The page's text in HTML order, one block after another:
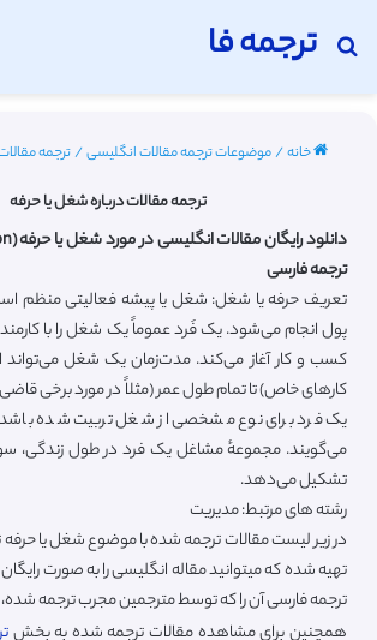
ترجمه فا
جستجو برای
خانه/موضوعات ترجمه مقالات انگلیسی/ترجمه
ترجمه مقالات درباره شغل یا حرفه
ترجمه فارسی
تعریف حرفه یا شغل: شغل یا پیشه فعالیتی منظم
پول انجام می‌شود. یک فَرد عموماً یک شغل را با
کسب و کار آغاز می‌کند. مدت‌زمان یک شغل می‌تواند
کارهای خاص) تا تمام طول عمر (مثلاً در مورد برخی
یک فرد برای نوع مشخصی از شغل تربیت شده‌
می‌گویند. مجموعهٔ مشاغل یک فرد در طول زندگی،
تشکیل می‌دهد.
رشته های مرتبط: مدیریت
در زیر لیست مقالات ترجمه شده با موضوع شغل یا
تهیه شده که میتوانید مقاله انگلیسی را به صورت
ترجمه فارسی آن را که توسط مترجمین مجرب ترجمه شده،
همچنین برای مشاهده مقالات ترجمه شده به بخش